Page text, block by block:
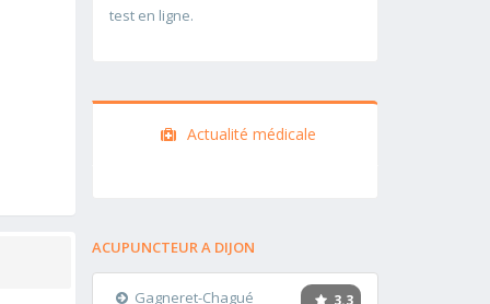
test en ligne.
Actualité médicale
ACUPUNCTEUR A DIJON
3.3
Gagneret-Chagué